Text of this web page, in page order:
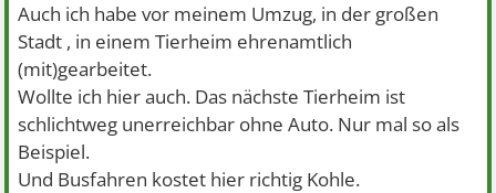
Auch ich habe vor meinem Umzug, in der großen
Stadt , in einem Tierheim ehrenamtlich
(mit)gearbeitet.
Wollte ich hier auch. Das nächste Tierheim ist
schlichtweg unerreichbar ohne Auto. Nur mal so als
Beispiel.
Und Busfahren kostet hier richtig Kohle.